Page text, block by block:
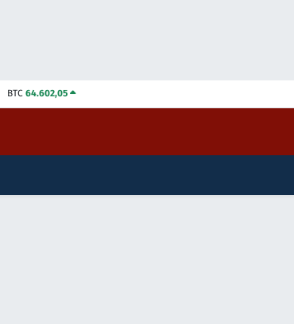
BTC 64.602,05